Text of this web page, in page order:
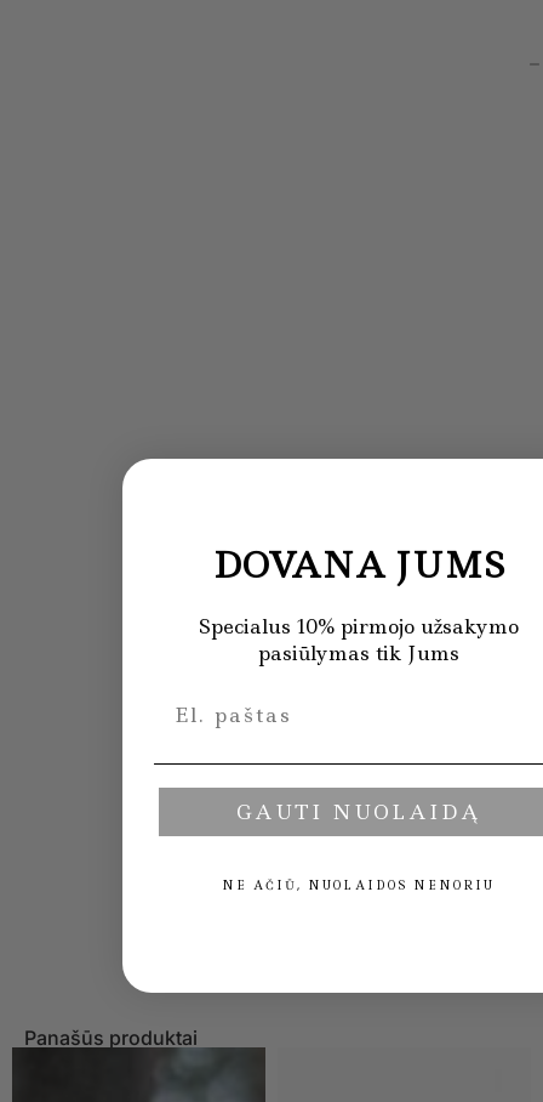
Panašūs produktai
DOVANA JUMS
Specialus 10% pirmojo užsakymo
pasiūlymas tik Jums
GAUTI NUOLAIDĄ
NE AČIŪ, NUOLAIDOS NENORIU